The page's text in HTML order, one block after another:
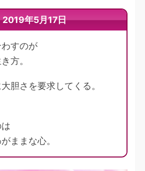
年5月17日
すのが
方。
胆さを要求してくる。
ままな心。